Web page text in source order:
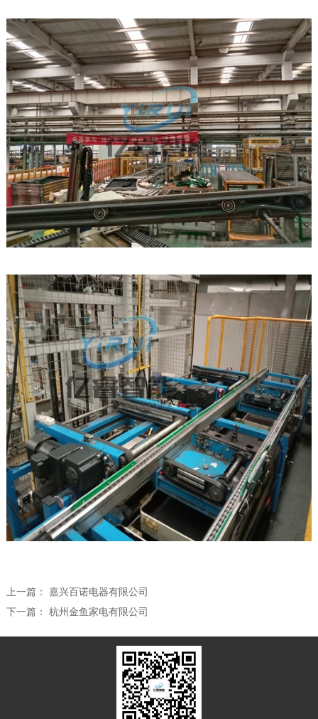
上一篇： 嘉兴百诺电器有限公司
下一篇： 杭州金鱼家电有限公司